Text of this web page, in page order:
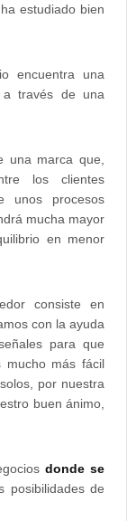
estudiado bien
encuentra una
a través de una
marca que,
los clientes
unos procesos
mucha mayor
en menor
consiste en
con la ayuda
para que
mucho más fácil
por nuestra
buen ánimo,
donde se
posibilidades de